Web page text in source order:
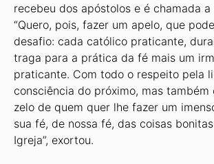
recebeu dos apóstolos e é chamada
“Quero, pois, fazer um apelo, que
desafio: cada católico praticante,
traga para a prática da fé mais um
praticante. Com todo o respeito pela
consciência do próximo, mas também
zelo de quem quer lhe fazer um
sua fé, de nossa fé, das coisas
Igreja”, exortou.